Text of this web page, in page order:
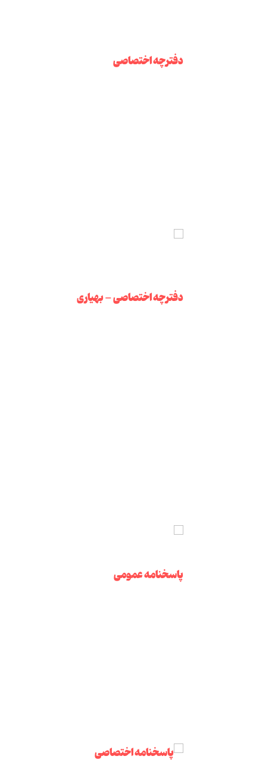
دفترچه اختصاصی
دفترچه اختصاصی - بهیاری
پاسخنامه عمومی
پاسخنامه اختصاصی